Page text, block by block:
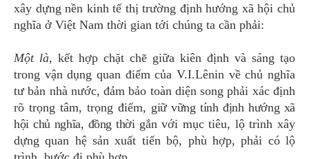
xây dựng nền kinh tế thị trường định hướng xã hội chủ
nghĩa ở Việt Nam thời gian tới chúng ta cần phải:
Một là, kết hợp chặt chẽ giữa kiên định và sáng tạo
trong vận dụng quan điểm của V.I.Lênin về chủ nghĩa
tư bản nhà nước, đảm bảo toàn diện song phải xác định
rõ trọng tâm, trọng điểm, giữ vững tính định hướng xã
hội chủ nghĩa, đồng thời gắn với mục tiêu, lộ trình xây
dựng quan hệ sản xuất tiến bộ, phù hợp, phải có lộ